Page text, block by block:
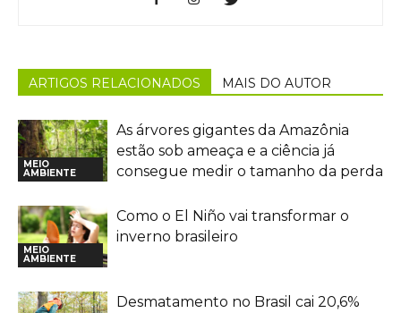
ARTIGOS RELACIONADOS MAIS DO AUTOR
MEIO
AMBIENTE
As árvores gigantes da Amazônia
estão sob ameaça e a ciência já
consegue medir o tamanho da perda
MEIO
AMBIENTE
Como o El Niño vai transformar o
inverno brasileiro
Desmatamento no Brasil cai 20,6%